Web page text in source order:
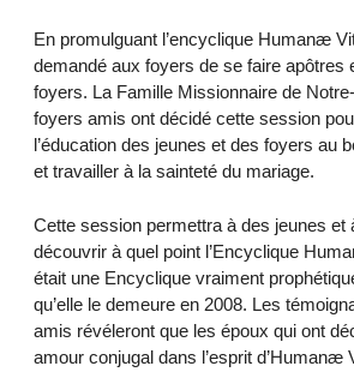
En promulguant l’encyclique Humanæ
demandé aux foyers de se faire apôtres
foyers. La Famille Missionnaire de
foyers amis ont décidé cette session
l’éducation des jeunes et des foyers au
et travailler à la sainteté du mariage.
Cette session permettra à des jeunes et
découvrir à quel point l’Encyclique
était une Encyclique vraiment
qu’elle le demeure en 2008. Les
amis révéleront que les époux qui ont
amour conjugal dans l’esprit